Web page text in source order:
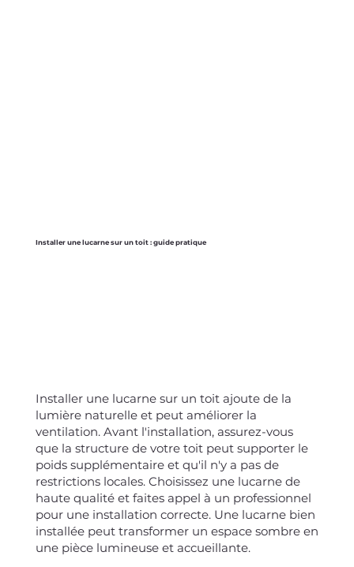
Installer une lucarne sur un toit : guide pratique
Installer une lucarne sur un toit ajoute de la
lumière naturelle et peut améliorer la
ventilation. Avant l'installation, assurez-vous
que la structure de votre toit peut supporter le
poids supplémentaire et qu'il n'y a pas de
restrictions locales. Choisissez une lucarne de
haute qualité et faites appel à un professionnel
pour une installation correcte. Une lucarne bien
installée peut transformer un espace sombre en
une pièce lumineuse et accueillante.